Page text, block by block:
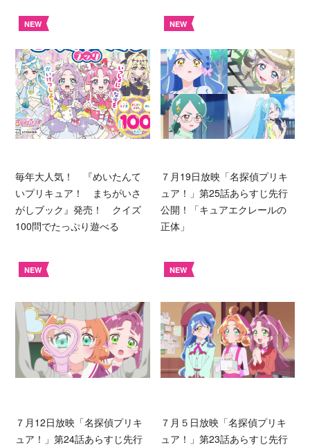
NEW
毎年大人気！ 『めいたんて
いプリキュア！ まちがいさ
がしブック』発売！ クイズ
100問でたっぷり遊べる
NEW
７月19日放映「名探偵プリキ
ュア！」第25話あらすじ先行
公開！「キュアエクレールの
正体」
NEW
７月12日放映「名探偵プリキ
ュア！」第24話あらすじ先行
NEW
７月５日放映「名探偵プリキ
ュア！」第23話あらすじ先行